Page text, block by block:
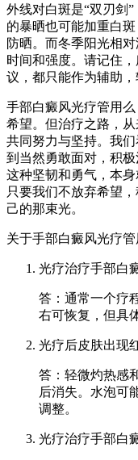
外线对白斑是“双刃剑
的暴晒也可能加重白
防晒。而冬季阳光相
时间和强度。请记住
议，都只能作为辅助，
手部白癜风光疗管用
希望。但治疗之路，
共同努力与坚持。我
到当然勇敢面对，积
这种坚韧和勇气，本
只要我们不放弃希望
己的那束光。
关于手部白癜风光疗
光疗治疗手部白
答：通常一个疗
右可恢复，但具
光疗后皮肤出现
答：轻微灼热感
后消失。水泡可
调整。
光疗治疗手部白